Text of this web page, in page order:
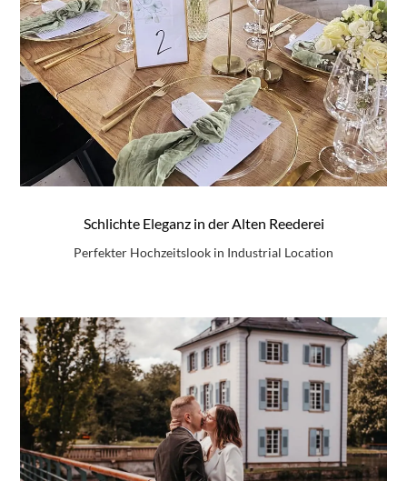
Schlichte Eleganz in der Alten Reederei
Perfekter Hochzeitslook in Industrial Location